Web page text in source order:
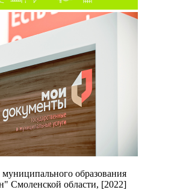
образования
Смоленской области, [2022]